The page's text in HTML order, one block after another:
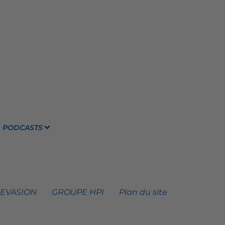
PODCASTS
GROUPE HPI Plan du site